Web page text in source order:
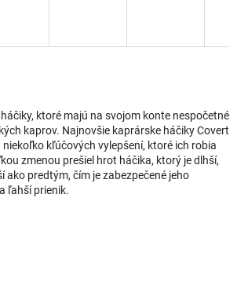
ktoré majú na svojom konte nespočetné
kaprov. Najnovšie kaprárske háčiky Covert
kľúčových vylepšení, ktoré ich robia
zmenou prešiel hrot háčika, ktorý je dlhší,
ako predtým, čím je zabezpečené jeho
ľahší prienik.